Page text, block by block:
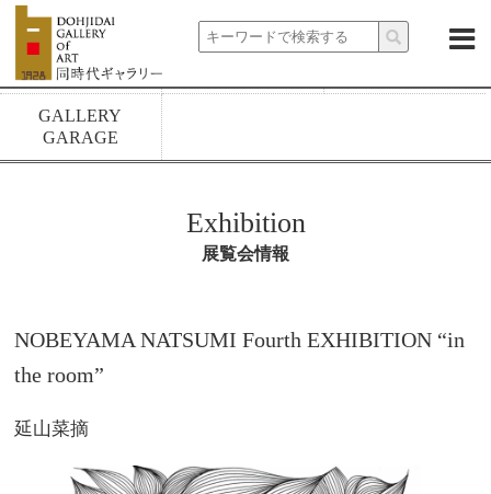
About News Exhibitions
Artists
GALLERY
GARAGE
Exhibition
展覧会情報
NOBEYAMA NATSUMI Fourth EXHIBITION “in
the room”
延山菜摘